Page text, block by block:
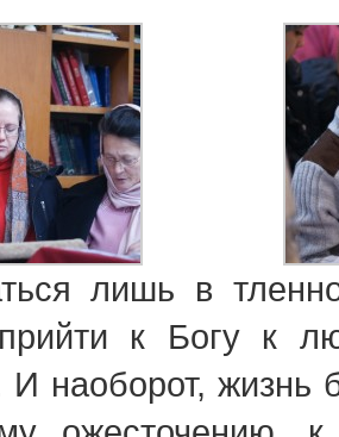
лишь в
прийти к Богу к
наоборот, жизнь